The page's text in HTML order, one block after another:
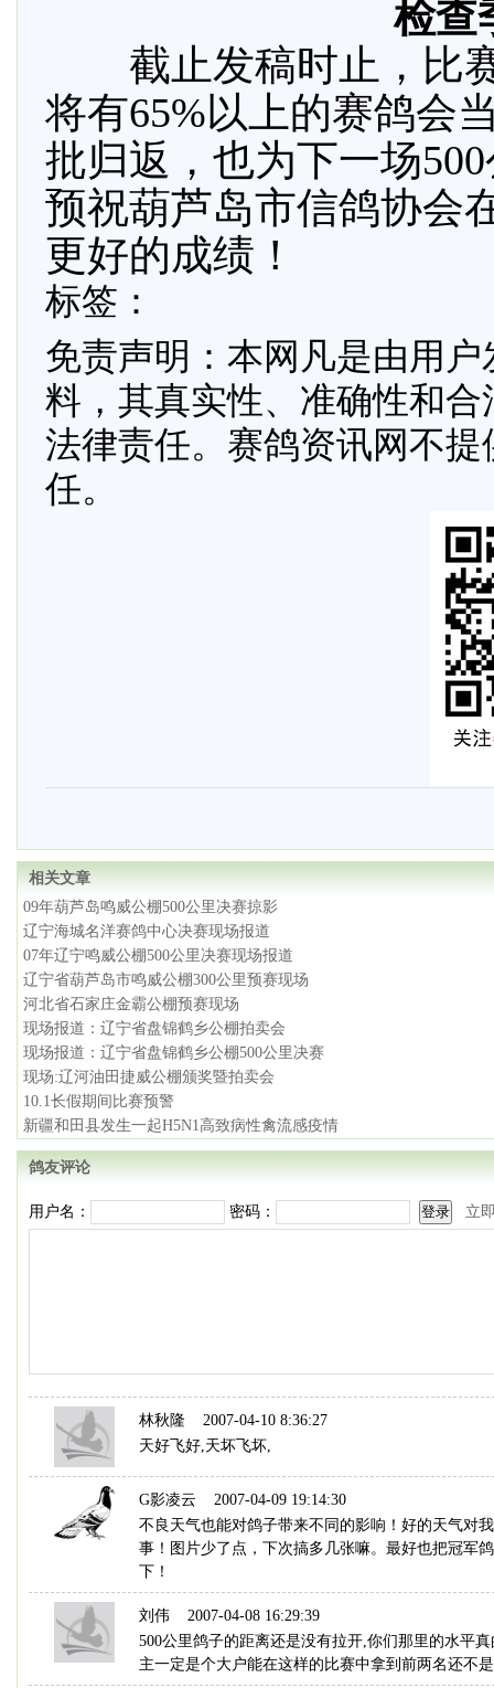
检查
截止发稿时止，比赛
将有65%以上的赛鸽会
批归返，也为下一场
预祝葫芦岛市信鸽协会
更好的成绩！
标签：
免责声明：本网凡是由用
料，其真实性、准确性和
法律责任。赛鸽资讯网不
任。
相关文章
09年葫芦岛鸣威公棚500公里决赛掠影
辽宁海城名洋赛鸽中心决赛现场报道
07年辽宁鸣威公棚500公里决赛现场报道
辽宁省葫芦岛市鸣威公棚300公里预赛现场
河北省石家庄金霸公棚预赛现场
现场报道：辽宁省盘锦鹤乡公棚拍卖会
现场报道：辽宁省盘锦鹤乡公棚500公里决赛
现场:辽河油田捷威公棚颁奖暨拍卖会
10.1长假期间比赛预警
新疆和田县发生一起H5N1高致病性禽流感疫情
鸽友评论
用户名： 密码： 立
林秋隆 2007-04-10 8:36:27
天好飞好,天坏飞坏,
G影凌云 2007-04-09 19:14:30
不良天气也能对鸽子带来不同的影响！好的天气对
事！图片少了点，下次搞多几张嘛。最好也把冠军
下！
刘伟 2007-04-08 16:29:39
500公里鸽子的距离还是没有拉开,你们那里的水平
主一定是个大户能在这样的比赛中拿到前两名还不